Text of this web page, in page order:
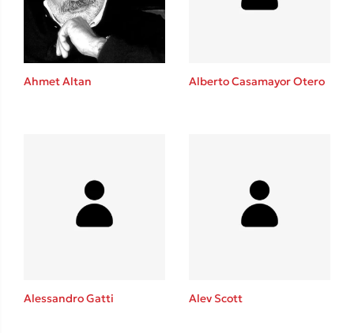
Ιωάννης Γλωσσόπουλος
Ένας γίγαντας στο σχολείο
Πάνω, κάτω, μπροστά, πίσω
Ahmet Altan Alberto Casamayor Otero
Alessandro Gatti Alev Scott